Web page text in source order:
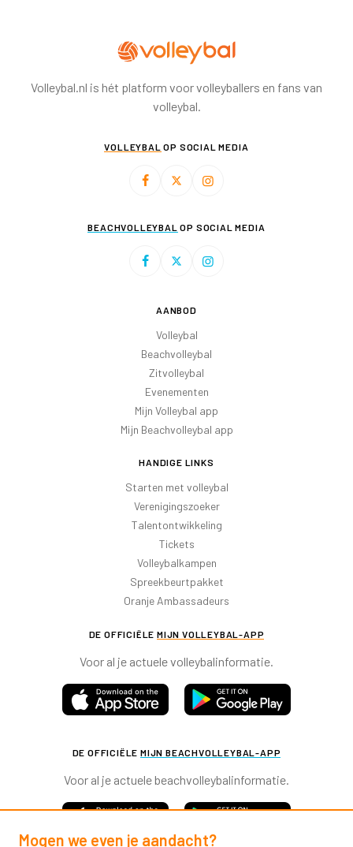
Volleybal.nl is hét platform voor volleyballers en fans van
volleybal.
VOLLEYBAL OP SOCIAL MEDIA
BEACHVOLLEYBAL OP SOCIAL MEDIA
AANBOD
Volleybal
Beachvolleybal
Zitvolleybal
Evenementen
Mijn Volleybal app
Mijn Beachvolleybal app
HANDIGE LINKS
Starten met volleybal
Verenigingszoeker
Talentontwikkeling
Tickets
Volleybalkampen
Spreekbeurtpakket
Oranje Ambassadeurs
DE OFFICIËLE MIJN VOLLEYBAL-APP
Voor al je actuele volleybalinformatie.
DE OFFICIËLE MIJN BEACHVOLLEYBAL-APP
Voor al je actuele beachvolleybalinformatie.
Mogen we even je aandacht?